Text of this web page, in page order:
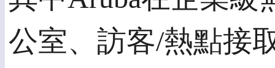
公室、訪客/熱點接